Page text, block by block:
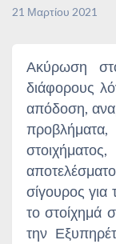
21 Μαρτίου 2021
Ακύρωση
διάφορους
απόδοση,
σίγουρος για
το στοίχημά
την